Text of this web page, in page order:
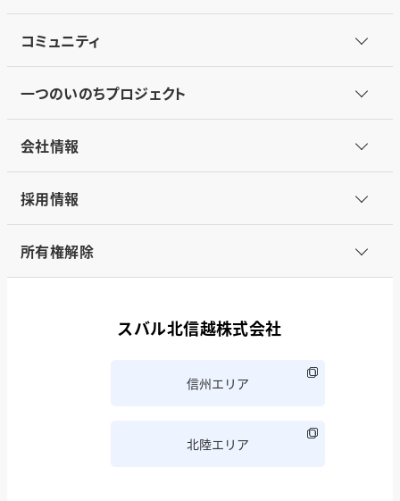
コミュニティ
一つのいのちプロジェクト
会社情報
採用情報
所有権解除
スバル北信越株式会社
信州エリア
北陸エリア